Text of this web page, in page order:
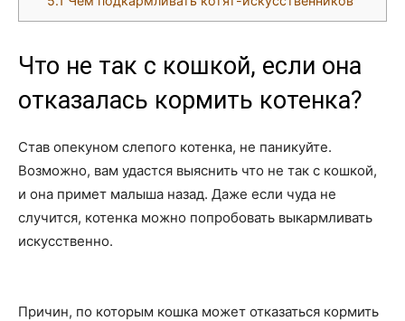
Что не так с кошкой, если она
отказалась кормить котенка?
Став опекуном слепого котенка, не паникуйте.
Возможно, вам удастся выяснить что не так с кошкой,
и она примет малыша назад. Даже если чуда не
случится, котенка можно попробовать выкармливать
искусственно.
Причин, по которым кошка может отказаться кормить